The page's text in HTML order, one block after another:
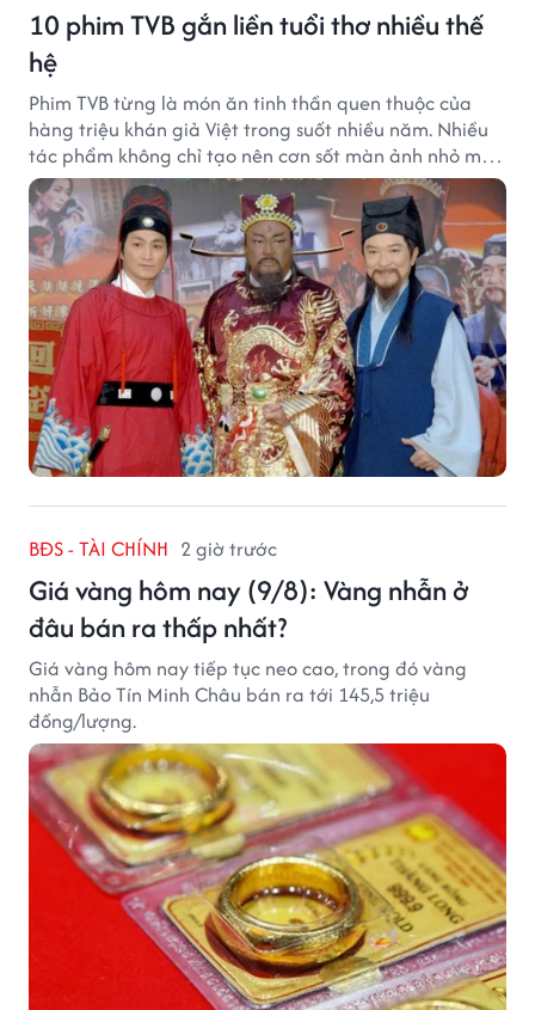
10 phim TVB gắn liền tuổi thơ nhiều thế
hệ
Phim TVB từng là món ăn tinh thần quen thuộc của
hàng triệu khán giả Việt trong suốt nhiều năm. Nhiều
tác phẩm không chỉ tạo nên cơn sốt màn ảnh nhỏ mà
còn trở thành ký ức khó quên của cả một thế hệ.
BĐS - TÀI CHÍNH 2 giờ trước
Giá vàng hôm nay (9/8): Vàng nhẫn ở
đâu bán ra thấp nhất?
Giá vàng hôm nay tiếp tục neo cao, trong đó vàng
nhẫn Bảo Tín Minh Châu bán ra tới 145,5 triệu
đồng/lượng.